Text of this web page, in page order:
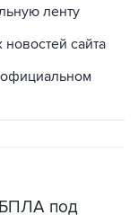
ленту
сайта
БПЛА под